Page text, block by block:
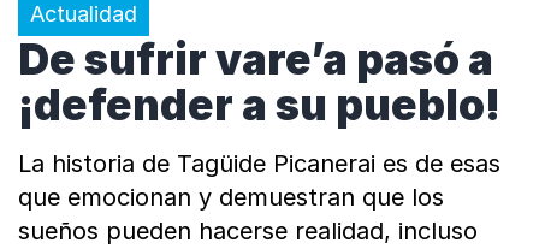
Actualidad
De sufrir vare’a pasó a
¡defender a su pueblo!
La historia de Tagüide Picanerai es de esas
que emocionan y demuestran que los
sueños pueden hacerse realidad, incluso